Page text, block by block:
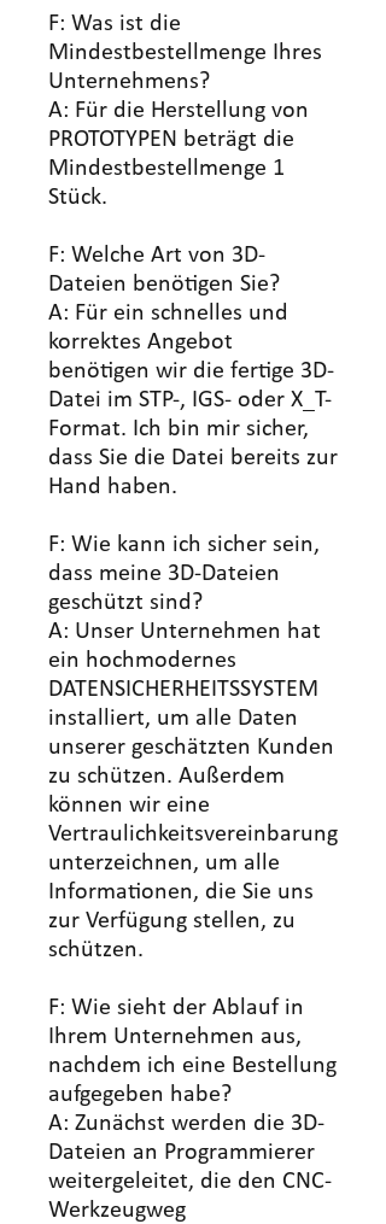
F: Was ist die
Mindestbestellmenge Ihres
Unternehmens?
A: Für die Herstellung von
PROTOTYPEN beträgt die
Mindestbestellmenge 1
Stück.
F: Welche Art von 3D-
Dateien benötigen Sie?
A: Für ein schnelles und
korrektes Angebot
benötigen wir die fertige 3D-
Datei im STP-, IGS- oder X_T-
Format. Ich bin mir sicher,
dass Sie die Datei bereits zur
Hand haben.
F: Wie kann ich sicher sein,
dass meine 3D-Dateien
geschützt sind?
A: Unser Unternehmen hat
ein hochmodernes
DATENSICHERHEITSSYSTEM
installiert, um alle Daten
unserer geschätzten Kunden
zu schützen. Außerdem
können wir eine
Vertraulichkeitsvereinbarung
unterzeichnen, um alle
Informationen, die Sie uns
zur Verfügung stellen, zu
schützen.
F: Wie sieht der Ablauf in
Ihrem Unternehmen aus,
nachdem ich eine Bestellung
aufgegeben habe?
A: Zunächst werden die 3D-
Dateien an Programmierer
weitergeleitet, die den CNC-
Werkzeugweg